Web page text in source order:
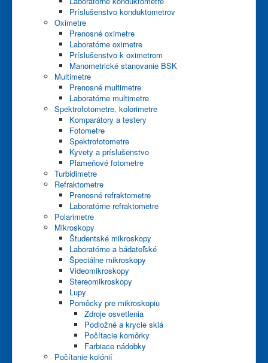
Príslušenstvo konduktometrov
Oximetre
Prenosné oximetre
Laboratórne oximetre
Príslušenstvo k oximetrom
Manometrické stanovanie BSK
Multimetre
Prenosné multimetre
Laboratórne multimetre
Spektrofotometre, kolorimetre
Komparátory a testery
Fotometre
Spektrofotometre
Kyvety a príslušenstvo
Plameňové fotometre
Turbidimetre
Refraktometre
Prenosné refraktometre
Laboratórne refraktometre
Polarimetre
Mikroskopy
Študentské mikroskopy
Laboratórne a bádateľské
Špeciálne mikroskopy
Videomikroskopy
Stereomikroskopy
Lupy
Pomôcky pre mikroskopiu
Zdroje osvetlenia
Podložné a krycie sklá
Počítacie komôrky
Farbiace nádobky
Počítanie kolónií